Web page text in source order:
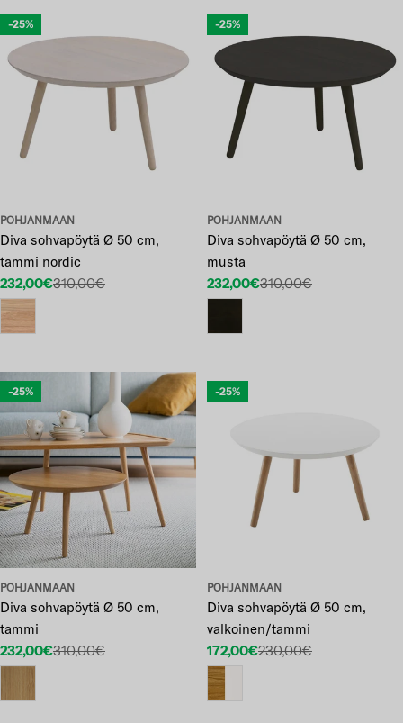
-25%
POHJANMAAN
Diva sohvapöytä Ø 50 cm,
tammi nordic
Etuhinta
232,00€
Normaalihinta
310,00€
-25%
POHJANMAAN
Diva sohvapöytä Ø 50 cm,
musta
Etuhinta
232,00€
Normaalihinta
310,00€
-25%
POHJANMAAN
Diva sohvapöytä Ø 50 cm,
tammi
Etuhinta
232,00€
Normaalihinta
310,00€
-25%
POHJANMAAN
Diva sohvapöytä Ø 50 cm,
valkoinen/tammi
Etuhinta
172,00€
Normaalihinta
230,00€